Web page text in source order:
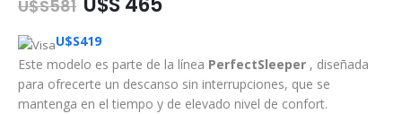
U$S581
U$S419
Este modelo es parte de la línea PerfectSleeper , diseñada
para ofrecerte un descanso sin interrupciones, que se
mantenga en el tiempo y de elevado nivel de confort.